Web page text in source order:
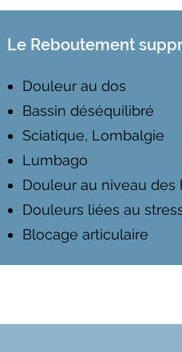
Le Reboutement
Douleur au dos
Bassin déséquilibré
Sciatique, Lombalgie
Lumbago
Douleur au niveau des
Douleurs liées au
Blocage articulaire